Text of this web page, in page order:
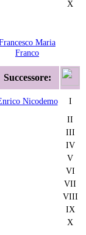
X
Maria
Franco
Successore:
Nicodemo
I
II
III
IV
V
VI
VII
VIII
IX
X